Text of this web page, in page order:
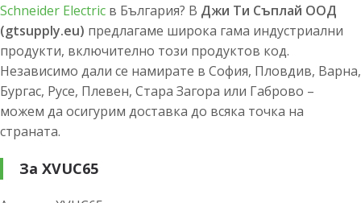
Schneider Electric в България? В Джи Ти Съплай ООД
(gtsupply.eu) предлагаме широка гама индустриални
продукти, включително този продуктов код.
Независимо дали се намирате в София, Пловдив, Варна,
Бургас, Русе, Плевен, Стара Загора или Габрово –
можем да осигурим доставка до всяка точка на
страната.
За XVUC65